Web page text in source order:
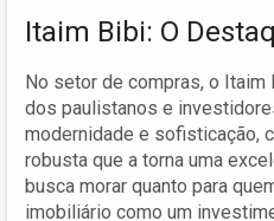
Itaim Bibi: O
No setor de compras, o
dos paulistanos e
modernidade e sofisticação,
robusta que a torna uma
busca morar quanto para
imobiliário como um